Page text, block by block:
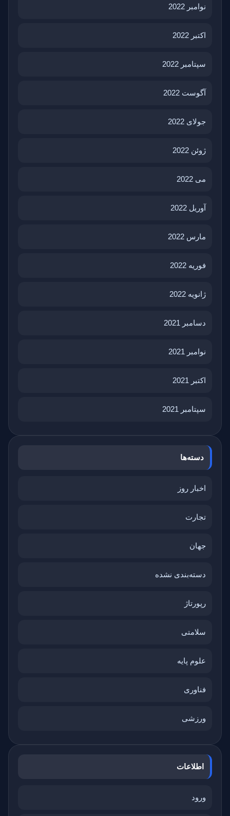
نوامبر 2022
اکتبر 2022
سپتامبر 2022
آگوست 2022
جولای 2022
ژوئن 2022
می 2022
آوریل 2022
مارس 2022
فوریه 2022
ژانویه 2022
دسامبر 2021
نوامبر 2021
اکتبر 2021
سپتامبر 2021
دسته‌ها
اخبار روز
تجارت
جهان
دسته‌بندی نشده
رپورتاژ
سلامتی
علوم پایه
فناوری
ورزشی
اطلاعات
ورود